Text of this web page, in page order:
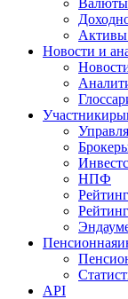
Активы
Новости и
Участники
НПФ
Пенсионная
API